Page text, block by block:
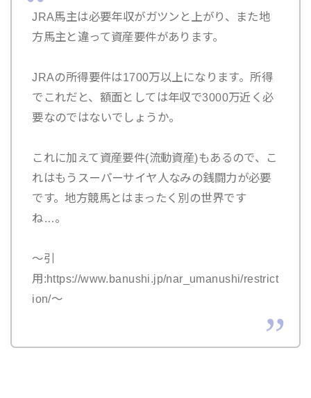
JRA馬主は必要年収がガツンと上がり、また地
方馬主と違って資産要件があります。
JRAの所得要件は1700万以上になります。所得
でこれだと、額面としては年収で3000万近く必
要なのではないでしょうか。
これに加えて資産要件(流動資産)もあるので、こ
れはもうスーパーサイヤ人なみの銭闘力が必要
です。地方競馬とはまったく別の世界です
ね…。
～引
用:https://www.banushi.jp/nar_umanushi/restrict
ion/～